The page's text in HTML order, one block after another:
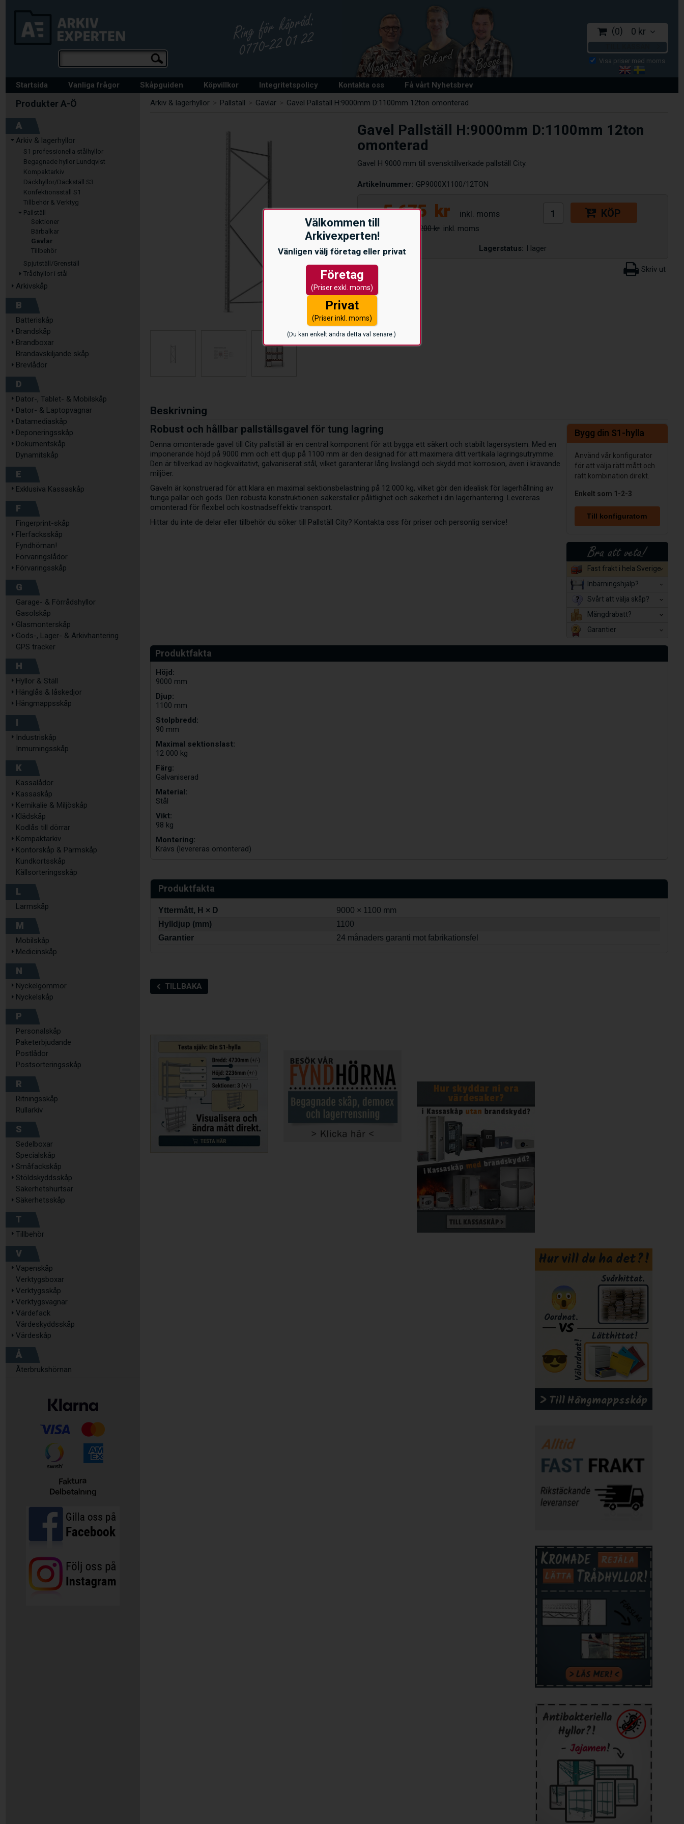
Välkommen till
Arkivexperten!
Vänligen välj företag eller privat
Företag
(Priser exkl. moms)
Privat
(Priser inkl. moms)
(Du kan enkelt ändra detta val senare.)
0 0 kr
Startsida Vanliga frågor Skåpguiden Köpvillkor Integritetspolicy Kontakta oss Få vårt Nyhetsbrev
A
Arkiv & lagerhyllor
S1 professionella stålhyllor
Begagnade hyllor Lundqvist
Kompaktarkiv
Däckhyllor/Däckställ S3
Konfektionsställ S1
Tillbehör & Verktyg
Pallställ
Sektioner
Bärbalkar
Gavlar
Tillbehör
Spjutställ/Grenställ
Trådhyllor i stål
Arkivskåp
B
Batteriskåp
Brandskåp
Brandboxar
Brandavskiljande skåp
Brevlådor
D
Dator-, Tablet- & Mobilskåp
Dator- & Laptopvagnar
Datamediaskåp
Deponeringsskåp
Dokumentskåp
Dynamitskåp
E
Exklusiva Kassaskåp
F
Fingerprint-skåp
Flerfacksskåp
Fyndhörnan!
Förvaringslådor
Förvaringsskåp
G
Garage- & Förrådshyllor
Gasolskåp
Glasmonterskåp
Gods-, Lager- & Arkivhantering
GPS tracker
H
Hyllor & Ställ
Hänglås & låskedjor
Hängmappsskåp
I
Industriskåp
Inmurningsskåp
K
Kassalådor
Kassaskåp
Kemikalie & Miljöskåp
Klädskåp
Kodlås till dörrar
Kompaktarkiv
Kontorskåp & Pärmskåp
Kundkortsskåp
Källsorteringsskåp
L
Larmskåp
M
Mobilskåp
Medicinskåp
N
Nyckelgömmor
Nyckelskåp
P
Personalskåp
Paketerbjudande
Postlådor
Postsorteringsskåp
R
Ritningsskåp
Rullarkiv
S
Sedelboxar
Specialskåp
Småfackskåp
Stöldskyddsskåp
Säkerhetshurtsar
Säkerhetsskåp
T
Tillbehör
V
Vapenskåp
Verktygsboxar
Verktygsskåp
Verktygsvagnar
Värdefack
Värdeskyddsskåp
Värdeskåp
Å
Återbrukshörnan
Arkiv & lagerhyllor Pallställ Gavlar Gavel Pallställ H:9000mm D:1100mm 12ton omonterad
Gavel Pallställ H:9000mm D:1100mm 12ton
omonterad
Gavel H 9000 mm till svensktillverkade pallställ City.
Artikelnummer: GP9000X1100/12TON
5.675 kr
7.200 kr
KÖP
Lagerstatus: I lager
Beskrivning
Bygg din S1-hylla
Använd vår konfigurator
för att välja rätt mått och
rätt kombination direkt.
Enkelt som 1-2-3
Till konfiguratorn
Fast frakt i hela Sverige
Inbärningshjälp?
Svårt att välja skåp?
Mängdrabatt?
Garantier
Robust och hållbar pallställsgavel för tung lagring
Denna omonterade gavel till City pallställ är en central komponent för att bygga ett säkert och stabilt lagersystem. Med en
imponerande höjd på 9000 mm och ett djup på 1100 mm är den designad för att maximera ditt vertikala lagringsutrymme.
Den är tillverkad av högkvalitativt, galvaniserat stål, vilket garanterar lång livslängd och skydd mot korrosion, även i krävande
miljöer.
Gaveln är konstruerad för att klara en maximal sektionsbelastning på 12 000 kg, vilket gör den idealisk för lagerhållning av
tunga pallar och gods. Den robusta konstruktionen säkerställer pålitlighet och säkerhet i din lagerhantering. Levereras
omonterad för flexibel och kostnadseffektiv transport.
Hittar du inte de delar eller tillbehör du söker till Pallställ City? Kontakta oss för priser och personlig service!
Höjd:
9000 mm
Djup:
1100 mm
Stolpbredd:
90 mm
Maximal sektionslast:
12 000 kg
Färg:
Galvaniserad
Material:
Stål
Vikt:
98 kg
Montering:
Krävs (levereras omonterad)
Produktfakta
Yttermått, H × D
9000 × 1100 mm
Hylldjup (mm)
1100
Garantier
24 månaders garanti mot fabrikationsfel
TILLBAKA